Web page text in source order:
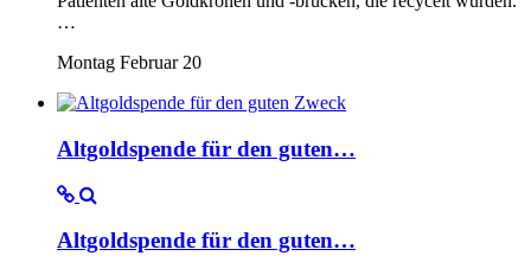
…
Montag Februar 20
Altgoldspende für den guten…
Altgoldspende für den guten…